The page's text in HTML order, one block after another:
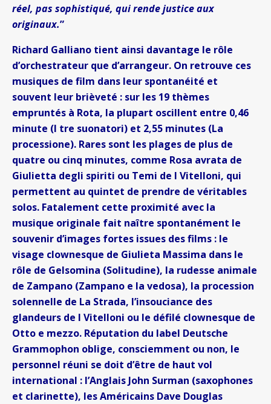
réel, pas sophistiqué, qui rende justice aux
originaux.”
Richard Galliano tient ainsi davantage le rôle
d’orchestrateur que d’arrangeur. On retrouve ces
musiques de film dans leur spontanéité et
souvent leur brièveté : sur les 19 thèmes
empruntés à Rota, la plupart oscillent entre 0,46
minute (I tre suonatori) et 2,55 minutes (La
processione). Rares sont les plages de plus de
quatre ou cinq minutes, comme Rosa avrata de
Giulietta degli spiriti ou Temi de I Vitelloni, qui
permettent au quintet de prendre de véritables
solos. Fatalement cette proximité avec la
musique originale fait naître spontanément le
souvenir d’images fortes issues des films : le
visage clownesque de Giulieta Massima dans le
rôle de Gelsomina (Solitudine), la rudesse animale
de Zampano (Zampano e la vedosa), la procession
solennelle de La Strada, l’insouciance des
glandeurs de I Vitelloni ou le défilé clownesque de
Otto e mezzo. Réputation du label Deutsche
Grammophon oblige, consciemment ou non, le
personnel réuni se doit d’être de haut vol
international : l’Anglais John Surman (saxophones
et clarinette), les Américains Dave Douglas